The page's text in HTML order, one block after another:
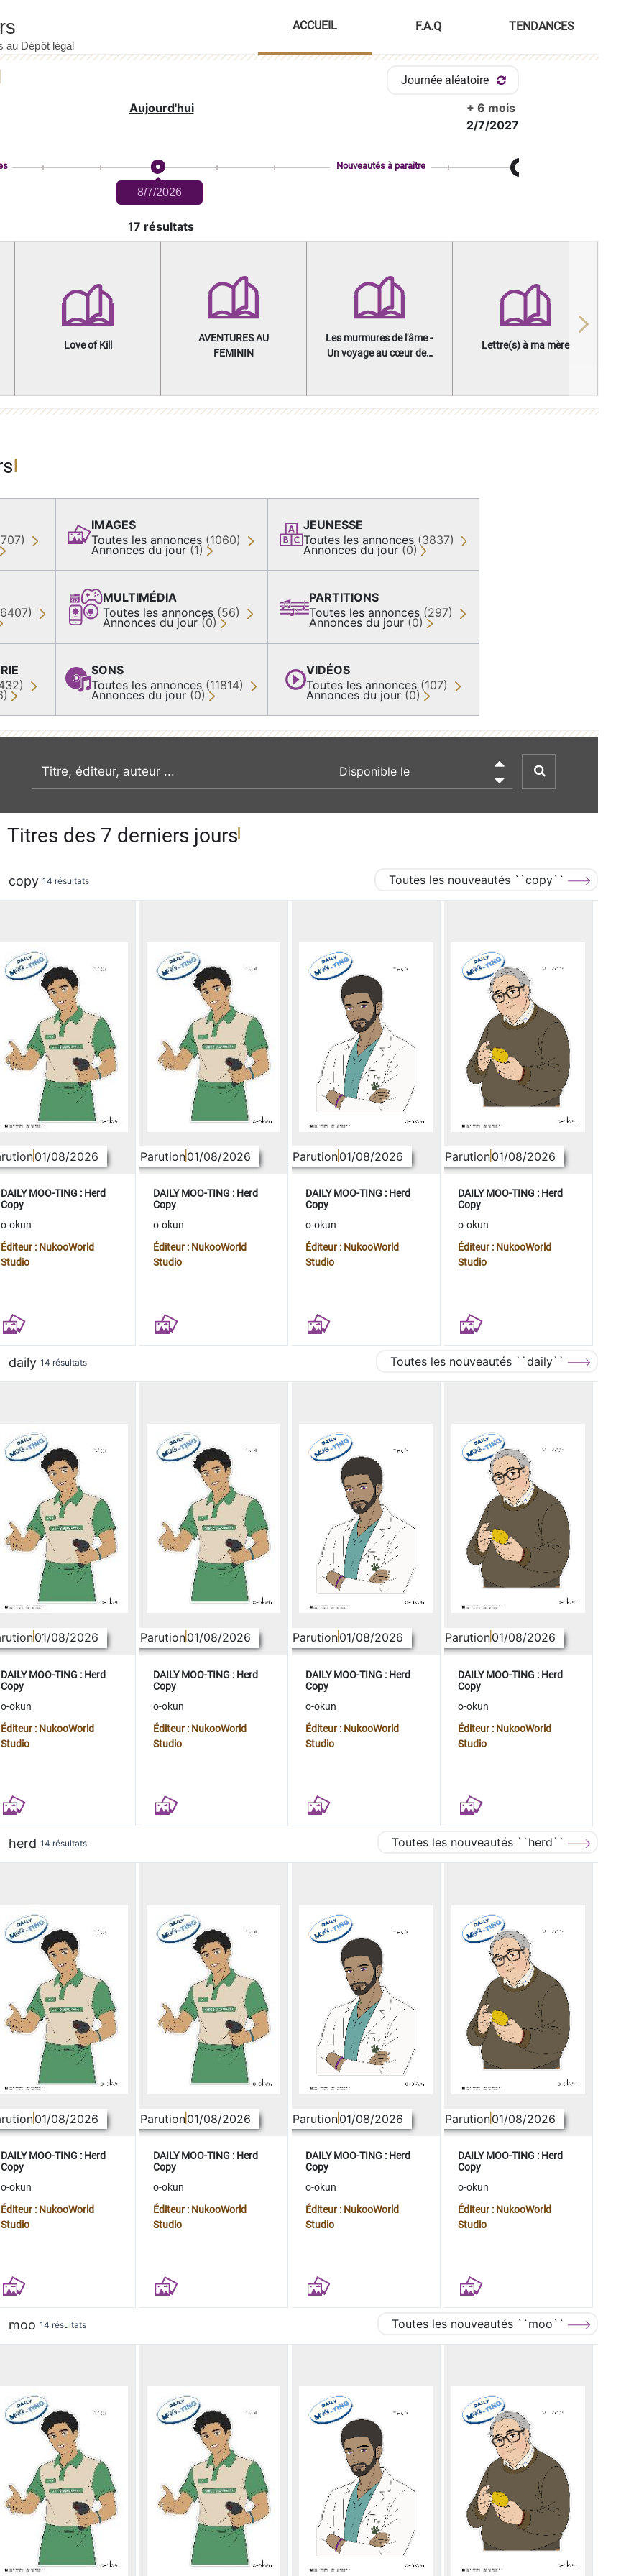
ACCUEIL F.A.Q TENDANCES
Journée aléatoire
Aujourd'hui
+ 6 mois
2/7/2027
8/7/2026
Nouveautés à paraître
17 résultats
Love of Kill
AVENTURES AU
FEMININ
Les murmures de l'âme -
Un voyage au cœur des
Lettre(s) à ma mère
Next
IMAGES
Toutes les annonces (1060)
Annonces du jour (1)
MULTIMÉDIA
Toutes les annonces (56)
Annonces du jour (0)
SONS
Toutes les annonces (11814)
Annonces du jour (0)
JEUNESSE
Toutes les annonces (3837)
Annonces du jour (0)
PARTITIONS
Toutes les annonces (297)
Annonces du jour (0)
VIDÉOS
Toutes les annonces (107)
Annonces du jour (0)
recherche par mot clé

Titres des 7 derniers jours
copy 14 résultats Toutes les nouveautés ``copy``
01/08/2026
DAILY MOO-TING : Herd
Copy
o-okun
Éditeur : NukooWorld
Studio
Parution01/08/2026
DAILY MOO-TING : Herd
Copy
o-okun
Éditeur : NukooWorld
Studio
Parution01/08/2026
DAILY MOO-TING : Herd
Copy
o-okun
Éditeur : NukooWorld
Studio
Parution01/08/2026
DAILY MOO-TING : Herd
Copy
o-okun
Éditeur : NukooWorld
Studio
daily 14 résultats Toutes les nouveautés ``daily``
01/08/2026
DAILY MOO-TING : Herd
Copy
o-okun
Éditeur : NukooWorld
Studio
Parution01/08/2026
DAILY MOO-TING : Herd
Copy
o-okun
Éditeur : NukooWorld
Studio
Parution01/08/2026
DAILY MOO-TING : Herd
Copy
o-okun
Éditeur : NukooWorld
Studio
Parution01/08/2026
DAILY MOO-TING : Herd
Copy
o-okun
Éditeur : NukooWorld
Studio
herd 14 résultats Toutes les nouveautés ``herd``
01/08/2026
DAILY MOO-TING : Herd
Copy
o-okun
Éditeur : NukooWorld
Studio
Parution01/08/2026
DAILY MOO-TING : Herd
Copy
o-okun
Éditeur : NukooWorld
Studio
Parution01/08/2026
DAILY MOO-TING : Herd
Copy
o-okun
Éditeur : NukooWorld
Studio
Parution01/08/2026
DAILY MOO-TING : Herd
Copy
o-okun
Éditeur : NukooWorld
Studio
moo 14 résultats Toutes les nouveautés ``moo``